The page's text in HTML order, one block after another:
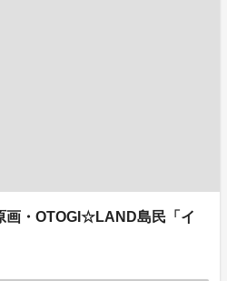
・OTOGI☆LAND島民「イ